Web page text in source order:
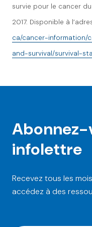
survie pour le cancer
2017. Disponible à
ca/cancer-information/
and-survival/survival-
Abonnez-
infolettre
Recevez tous les
accédez à des